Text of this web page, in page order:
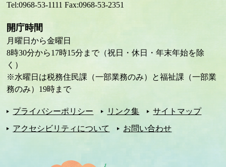
Tel:0968-53-1111 Fax:0968-53-2351
開庁時間
月曜日から金曜日
8時30分から17時15分まで（祝日・休日・年末年始を除
く）
※水曜日は税務住民課（一部業務のみ）と福祉課（一部業
務のみ）19時まで
プライバシーポリシー リンク集
サイトマップ
アクセシビリティについて
お問い合わせ